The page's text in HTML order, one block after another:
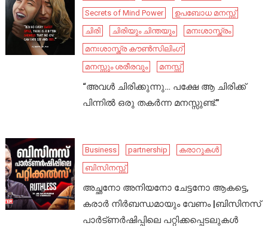
Secrets of Mind Power
ഉപബോധ മനസ്സ്
ചിരി
ചിരിയും ചിന്തയും
മനഃശാസ്ത്രം
മനഃശാസ്ത്ര കൗൺസിലിംഗ്
മനസ്സും ശരീരവും
മനസ്സ്
“അവൾ ചിരിക്കുന്നു… പക്ഷേ ആ ചിരിക്ക്
പിന്നിൽ ഒരു തകർന്ന മനസ്സുണ്ട്.”
Business partnership
കരാറുകൾ
ബിസിനസ്സ്
അച്ഛനോ അനിയനോ ചേട്ടനോ ആകട്ടെ,
കരാർ നിർബന്ധമായും വേണം |ബിസിനസ്
പാർട്ണർഷിപ്പിലെ പറ്റിക്കപ്പെടലുകൾ